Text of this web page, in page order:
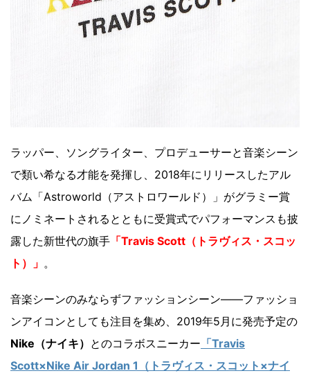
ラッパー、ソングライター、プロデューサーと音楽シーン
で類い希なる才能を発揮し、2018年にリリースしたアル
バム「Astroworld（アストロワールド）」がグラミー賞
にノミネートされるとともに受賞式でパフォーマンスも披
露した新世代の旗手 「Travis Scott（トラヴィス・スコッ
ト）」 。
音楽シーンのみならずファッションシーン――ファッショ
ンアイコンとしても注目を集め、2019年5月に発売予定の
Nike（ナイキ） とのコラボスニーカー 「Travis
Scott×Nike Air Jordan 1（トラヴィス・スコット×ナイ